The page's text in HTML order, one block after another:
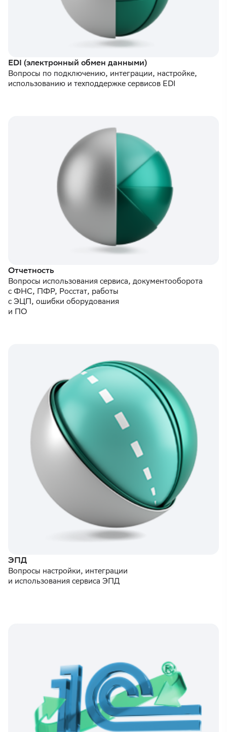
EDI (электронный обмен данными)
Вопросы по подключению, интеграции, настройке,
использованию и техподдержке сервисов EDI
Отчетность
Вопросы использования сервиса, документооборота
с ФНС, ПФР, Росстат, работы
с ЭЦП, ошибки оборудования
и ПО
ЭПД
Вопросы настройки, интеграции
и использования сервиса ЭПД